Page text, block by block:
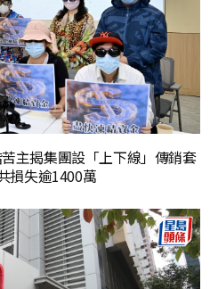
主揭集團設「上下線」傳銷套
損失逾1400萬